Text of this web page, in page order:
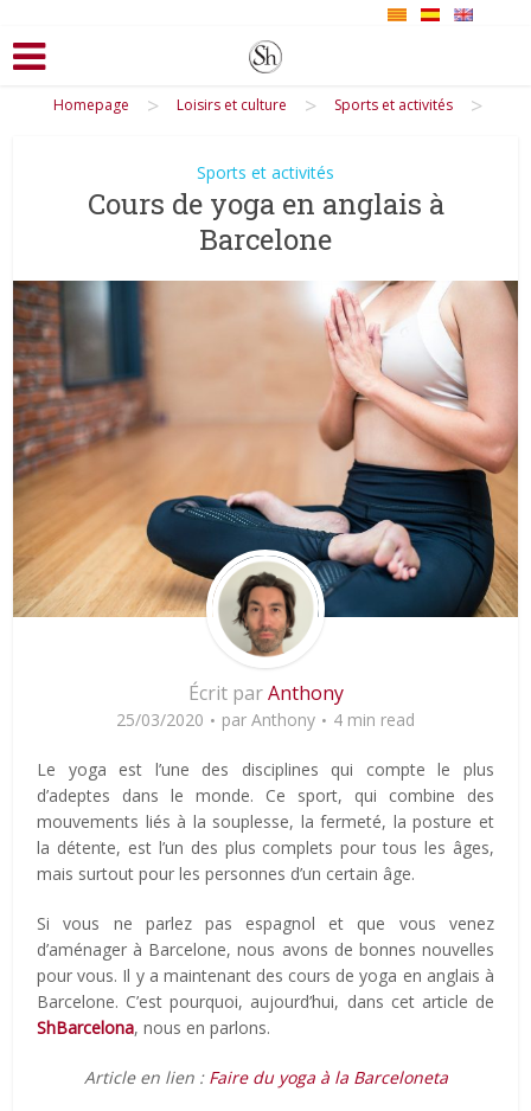
Homepage > Loisirs et culture > Sports et activités >
Sports et activités
Cours de yoga en anglais à
Barcelone
Écrit parAnthony
25/03/2020 par Anthony 4 min read
Le yoga est l’une des disciplines qui compte le plus
d’adeptes dans le monde. Ce sport, qui combine des
mouvements liés à la souplesse, la fermeté, la posture et
la détente, est l’un des plus complets pour tous les âges,
mais surtout pour les personnes d’un certain âge.
Si vous ne parlez pas espagnol et que vous venez
d’aménager à Barcelone, nous avons de bonnes nouvelles
pour vous. Il y a maintenant des cours de yoga en anglais à
Barcelone. C’est pourquoi, aujourd’hui, dans cet article de
ShBarcelona, nous en parlons.
Article en lien : Faire du yoga à la Barceloneta